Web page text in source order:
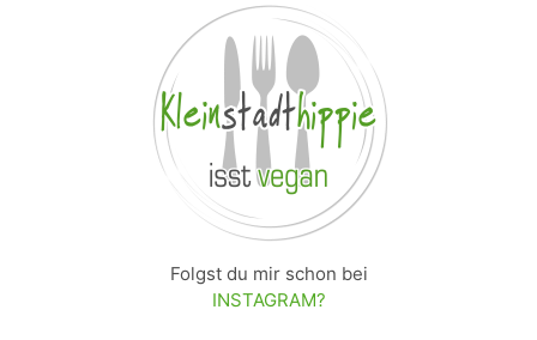
Folgst du mir schon bei
INSTAGRAM?